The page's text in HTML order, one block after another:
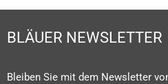
BLÄUER NEWSLETTER
Bleiben Sie mit dem Newsletter